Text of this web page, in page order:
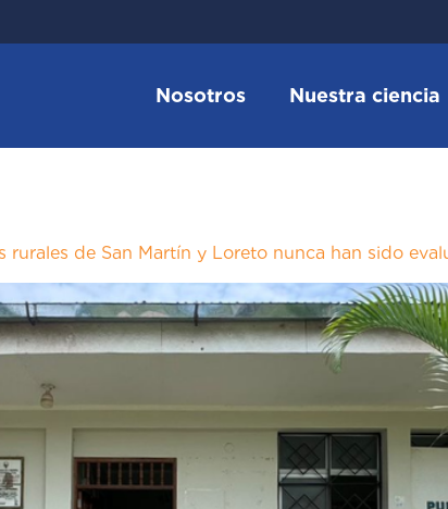
Nosotros Nuestra ciencia
de San Martín y Loreto nunca han sido